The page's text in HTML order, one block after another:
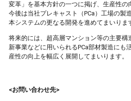
変革」を基本方針の一つに掲げ、生産性の
今後は当社プレキャスト（PCa）工場の製
本システムの更なる開発を進めてまいりま
将来的には、超高層マンション等の主要構
新事業などに用いられるPCa部材製造にも
産性の向上を幅広く展開してまいります。
<お問い合わせ先>